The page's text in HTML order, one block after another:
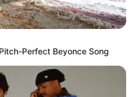
Perfect Beyonce Song